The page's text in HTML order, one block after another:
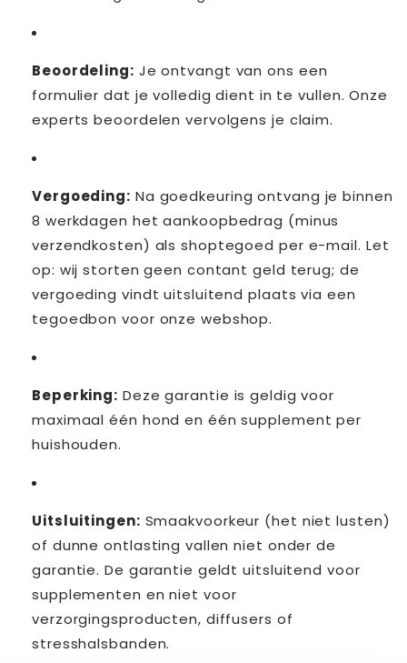
Beoordeling: Je ontvangt van ons een
formulier dat je volledig dient in te vullen. Onze
experts beoordelen vervolgens je claim.
Vergoeding: Na goedkeuring ontvang je binnen
8 werkdagen het aankoopbedrag (minus
verzendkosten) als shoptegoed per e-mail. Let
op: wij storten geen contant geld terug; de
vergoeding vindt uitsluitend plaats via een
tegoedbon voor onze webshop.
Beperking: Deze garantie is geldig voor
maximaal één hond en één supplement per
huishouden.
Uitsluitingen: Smaakvoorkeur (het niet lusten)
of dunne ontlasting vallen niet onder de
garantie. De garantie geldt uitsluitend voor
supplementen en niet voor
verzorgingsproducten, diffusers of
stresshalsbanden.